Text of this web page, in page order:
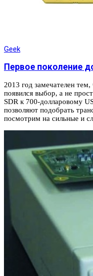
Geek
Первое поколение
2013 год замечателен
появился выбор, а не
SDR к 700-долларовому
позволяют подобрать
посмотрим на сильные и